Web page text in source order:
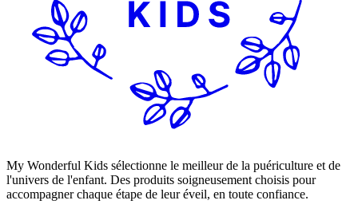
My Wonderful Kids sélectionne le meilleur de la puériculture et de
l'univers de l'enfant. Des produits soigneusement choisis pour
accompagner chaque étape de leur éveil, en toute confiance.